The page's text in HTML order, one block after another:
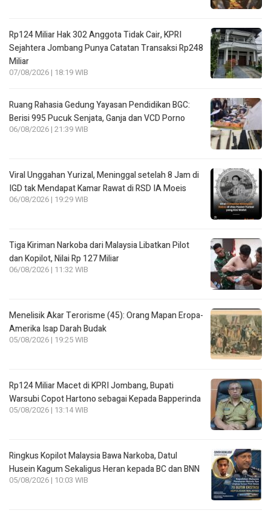
Rp124 Miliar Hak 302 Anggota Tidak Cair, KPRI
Sejahtera Jombang Punya Catatan Transaksi Rp248
Miliar
07/08/2026 | 18:19 WIB
Ruang Rahasia Gedung Yayasan Pendidikan BGC:
Berisi 995 Pucuk Senjata, Ganja dan VCD Porno
06/08/2026 | 21:39 WIB
Viral Unggahan Yurizal, Meninggal setelah 8 Jam di
IGD tak Mendapat Kamar Rawat di RSD IA Moeis
06/08/2026 | 19:29 WIB
Tiga Kiriman Narkoba dari Malaysia Libatkan Pilot
dan Kopilot, Nilai Rp 127 Miliar
06/08/2026 | 11:32 WIB
Menelisik Akar Terorisme (45): Orang Mapan Eropa-
Amerika Isap Darah Budak
05/08/2026 | 19:25 WIB
Rp124 Miliar Macet di KPRI Jombang, Bupati
Warsubi Copot Hartono sebagai Kepada Bapperinda
05/08/2026 | 13:14 WIB
Ringkus Kopilot Malaysia Bawa Narkoba, Datul
Husein Kagum Sekaligus Heran kepada BC dan BNN
05/08/2026 | 10:03 WIB